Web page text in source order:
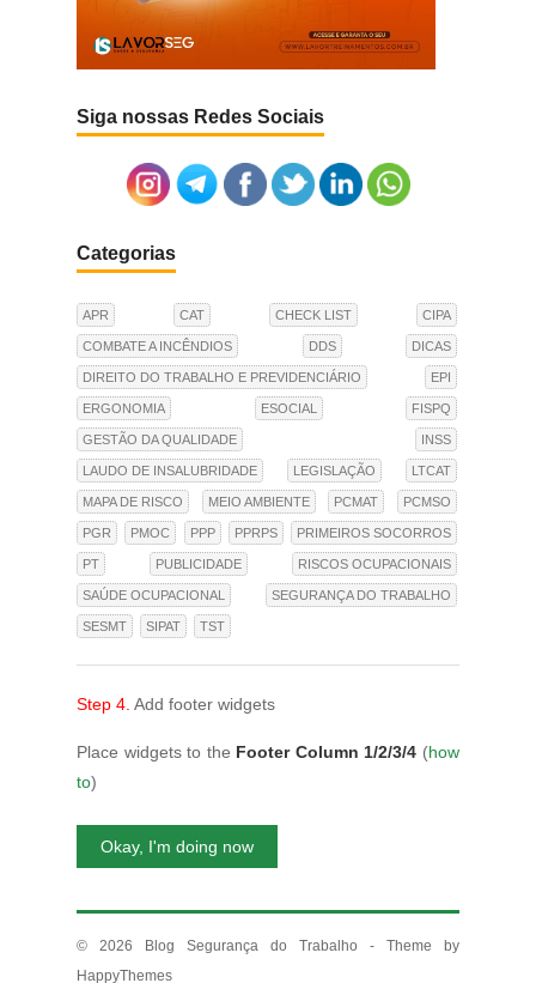
Siga nossas Redes Sociais
Categorias
APR CAT CHECK LIST CIPA
COMBATE A INCÊNDIOS DDS DICAS
DIREITO DO TRABALHO E PREVIDENCIÁRIO EPI
ERGONOMIA ESOCIAL FISPQ
GESTÃO DA QUALIDADE INSS
LAUDO DE INSALUBRIDADE LEGISLAÇÃO LTCAT
MAPA DE RISCO MEIO AMBIENTE PCMAT PCMSO
PGR PMOC PPP PPRPS PRIMEIROS SOCORROS
PT PUBLICIDADE RISCOS OCUPACIONAIS
SAÚDE OCUPACIONAL SEGURANÇA DO TRABALHO
SESMT SIPAT TST
Step 4. Add footer widgets
Place widgets to the Footer Column 1/2/3/4 (how
to)
Okay, I'm doing now
© 2026 Blog Segurança do Trabalho - Theme by
HappyThemes